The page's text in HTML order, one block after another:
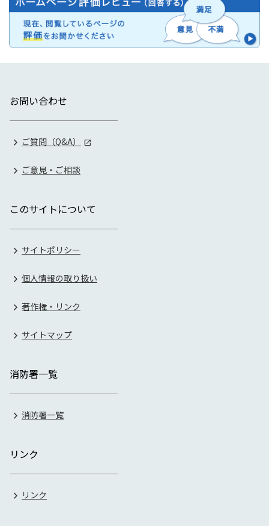
お問い合わせ
ご質問（Q&A）
ご意見・ご相談
このサイトについて
サイトポリシー
個人情報の取り扱い
著作権・リンク
サイトマップ
消防署一覧
消防署一覧
リンク
リンク